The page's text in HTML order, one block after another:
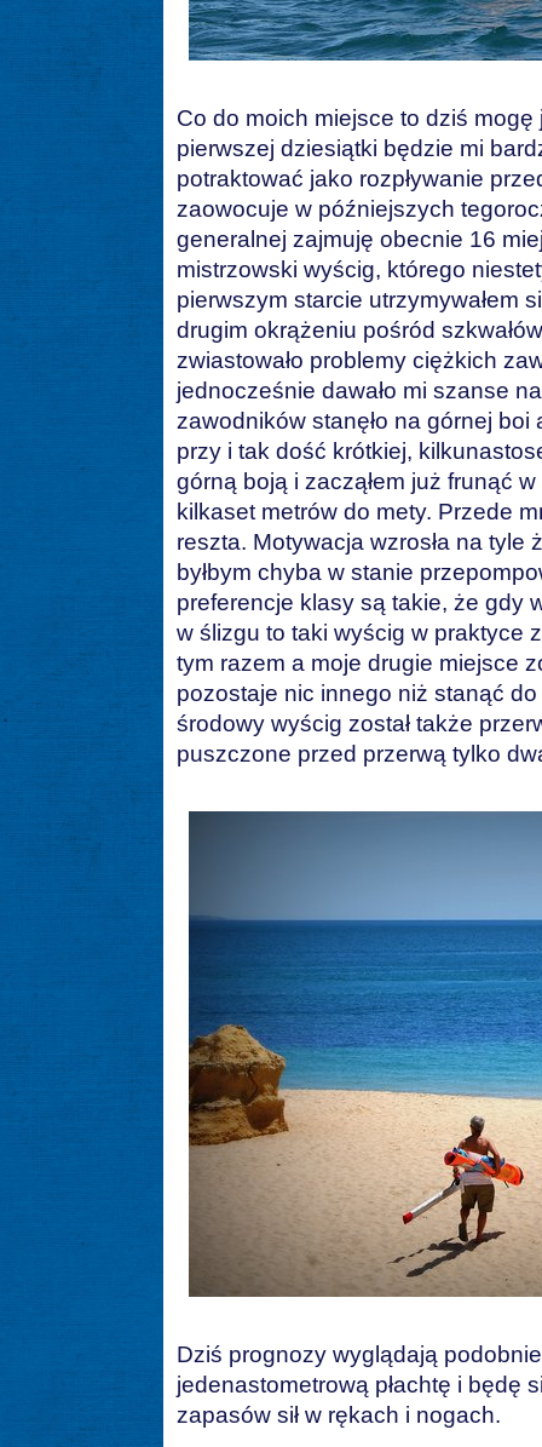
Co do moich miejsce to dziś
pierwszej dziesiątki będzie mi
potraktować jako rozpływanie
zaowocuje w późniejszych
generalnej zajmuję obecnie 16
mistrzowski wyścig, którego
pierwszym starcie utrzymywałem
drugim okrążeniu pośród
zwiastowało problemy ciężkich
jednocześnie dawało mi szanse
zawodników stanęło na górnej
przy i tak dość krótkiej,
górną boją i zacząłem już frunąć
kilkaset metrów do mety. Przede
reszta. Motywacja wzrosła na tyle
byłbym chyba w stanie
preferencje klasy są takie, że gdy
w ślizgu to taki wyścig w praktyce
tym razem a moje drugie miejsce
pozostaje nic innego niż stanąć
środowy wyścig został także
puszczone przed przerwą tylko
Dziś prognozy wyglądają
jedenastometrową płachtę i będę
zapasów sił w rękach i nogach.